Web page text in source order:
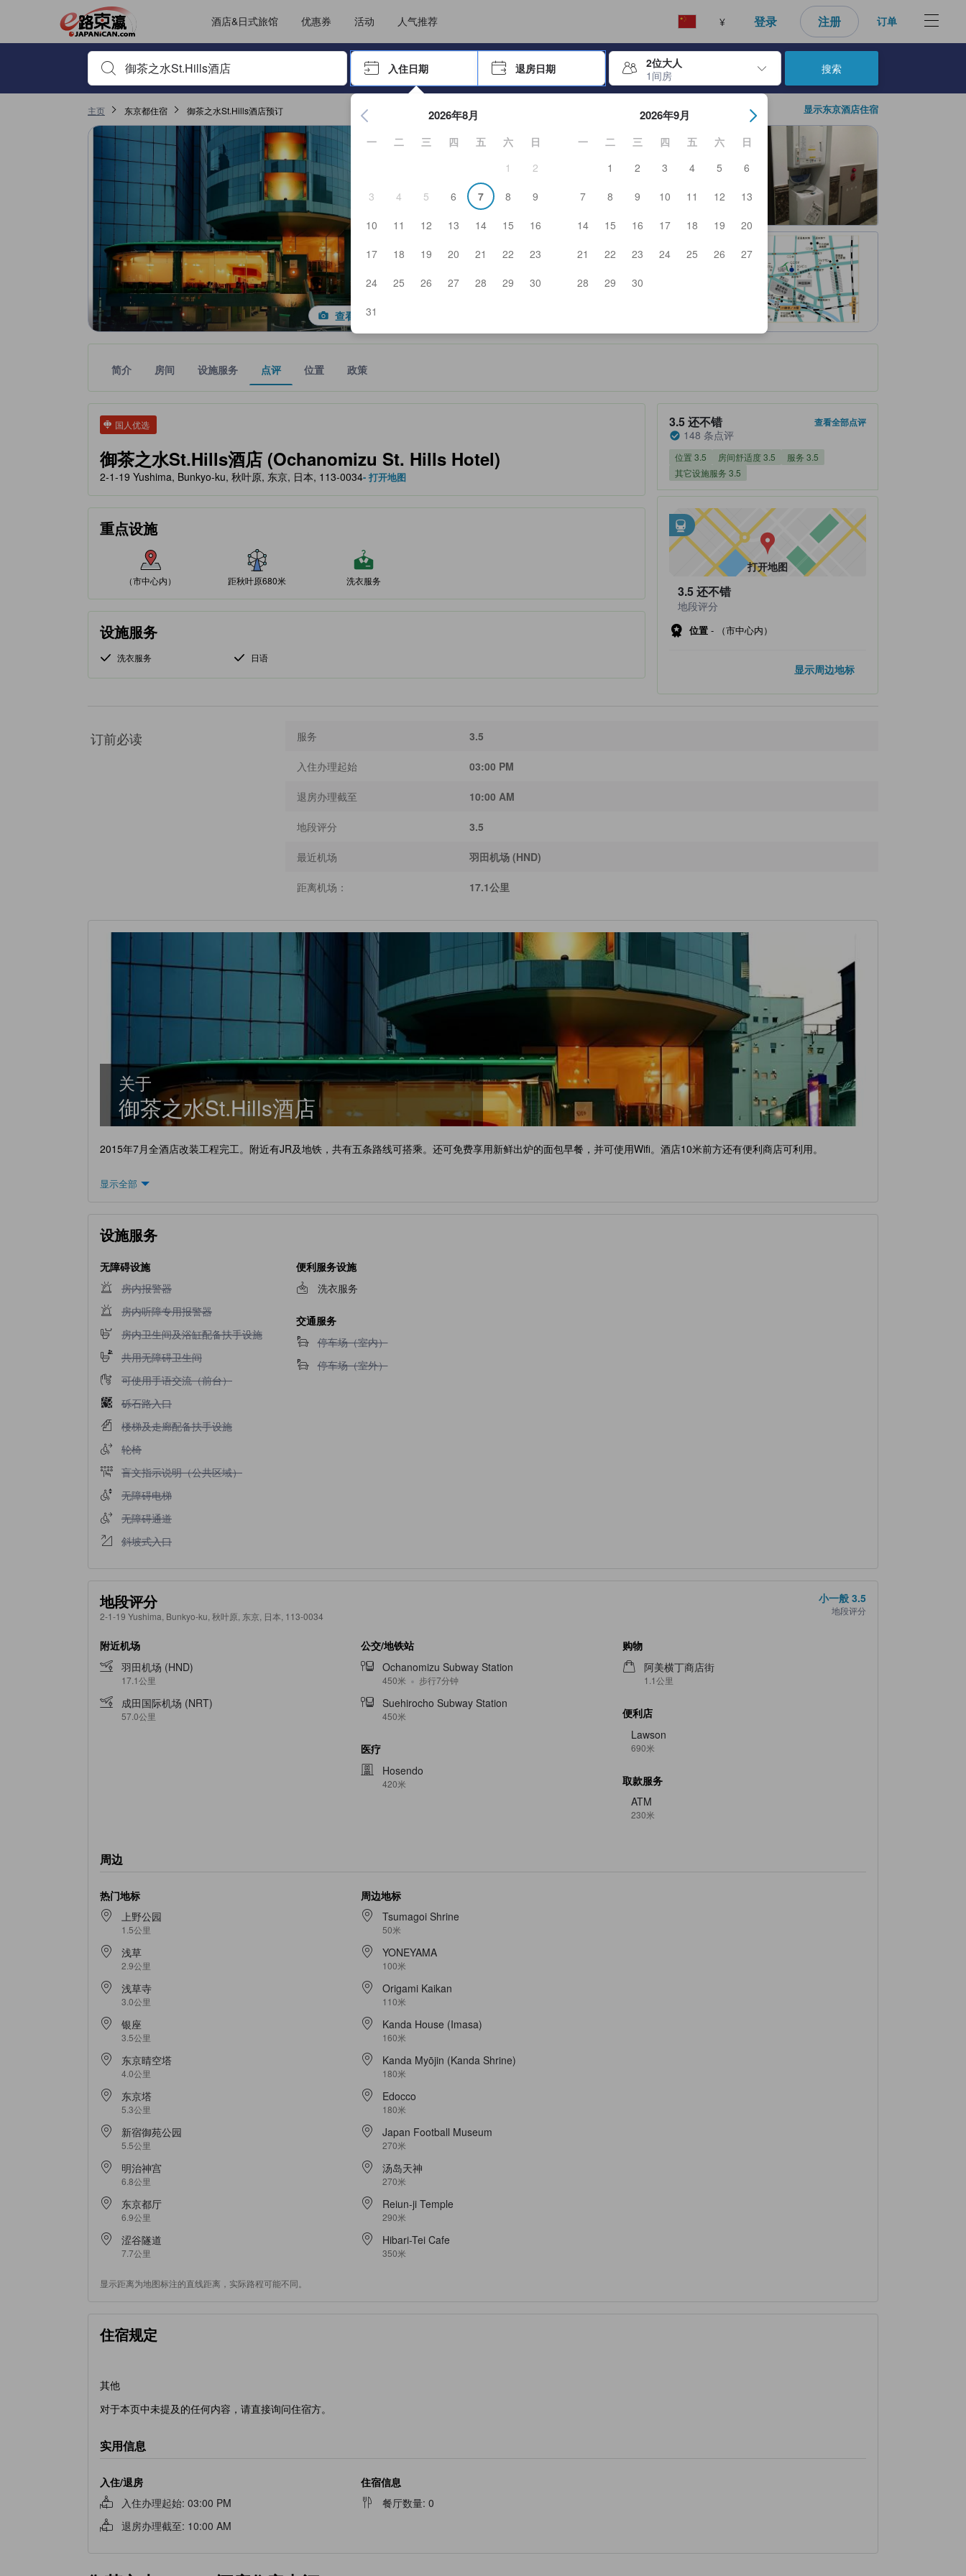
酒店&日式旅馆 优惠券 活动 人气推荐 ¥ 登录 注册 订单
输入住宿名或关键词以搜索，使用箭头或 tab 键以移动，点击 Enter 键以选择
入住日期 退房日期
2位大人
1间房
按 Enter 键开始浏览日期选择器。使用箭头键浏览入住和退房日期。使用 Enter 键选择日期后，入住日期将被选择。重复相同操作以选择
2026年8月
一 二 三 四 五 六
日
1
2
3
4 5 6 7 8
9
10
11 12 13 14 15
16
17
18 19 20 21 22
23
24
25 26 27 28 29
30
31
2026年9月
一 二 三 四 五 六
日
1
2 3 4 5
6
7
8 9 10 11 12
13
14
15 16 17 18 19
20
21
22 23 24 25 26
27
28
29 30
搜索
主页 东京都住宿 御茶之水St.Hills酒店预订 显示东京酒店住宿
查看全部图片
简介 房间 设施服务 点评 位置 政策
国人优选
tooltip
御茶之水St.Hills酒店 (Ochanomizu St. Hills Hotel)
tooltip
金色星星表示的等级信息由合作第三方平台提供，仅作为住宿舒适度、设施服务等方面的水平参考。
2-1-19 Yushima, Bunkyo-ku, 秋叶原, 东京, 日本, 113-0034- 打开地图
重点设施
（市中心内） 距秋叶原680米 洗衣服务
设施服务
洗衣服务 日语
住客评分 3.5，满分 5 还不错 148 条点评
3.5还不错
148 条点评
查看全部点评
位置 3.5 房间舒适度 3.5
服务 3.5
其它设施服务 3.5
tooltip
邻近交通
• 距Ochanomizu Subway Station不到0.45公里
• 距Suehirocho Subway Station不到0.45公里
打开地图
3.5还不错
地段评分
位置 - （市中心内）
显示周边地标
订前必读 服务 3.5
入住办理起始 03:00 PM
退房办理截至 10:00 AM
地段评分 3.5
最近机场 羽田机场 (HND)
距离机场： 17.1公里
关于
御茶之水St.Hills酒店
2015年7月全酒店改装工程完工。附近有JR及地铁，共有五条路线可搭乘。还可免费享用新鲜出炉的面包早餐，并可使用Wifi。酒店10米前方还有便利商店可利用。
显示全部
设施服务
无障碍设施
不提供房内报警器
房内报警器
不提供房内听障专用报警器
房内听障专用报警器
不提供房内卫生间及浴缸配备扶手设施
房内卫生间及浴缸配备扶手设施
不提供共用无障碍卫生间
共用无障碍卫生间
不提供可使用手语交流（前台）
可使用手语交流（前台）
不提供砾石路入口
砾石路入口
不提供楼梯及走廊配备扶手设施
楼梯及走廊配备扶手设施
不提供轮椅
轮椅
不提供盲文指示说明（公共区域）
盲文指示说明（公共区域）
不提供无障碍电梯
无障碍电梯
不提供无障碍通道
无障碍通道
不提供斜坡式入口
斜坡式入口
便利服务设施
洗衣服务
交通服务
不提供停车场（室内）
停车场（室内）
不提供停车场（室外）
停车场（室外）
地段评分
2-1-19 Yushima, Bunkyo-ku, 秋叶原, 东京, 日本, 113-0034
小一般 3.5
地段评分
附近机场
羽田机场 (HND)
17.1公里
成田国际机场 (NRT)
57.0公里
公交/地铁站
Ochanomizu Subway Station
450米 步行7分钟
Suehirocho Subway Station
450米
医疗
Hosendo
420米
购物
阿美横丁商店街
1.1公里
便利店
Lawson
690米
取款服务
ATM
230米
周边
热门地标
上野公园
1.5公里
浅草
2.9公里
浅草寺
3.0公里
银座
3.5公里
东京晴空塔
4.0公里
东京塔
5.3公里
新宿御苑公园
5.5公里
明治神宫
6.8公里
东京都厅
6.9公里
涩谷隧道
7.7公里
周边地标
Tsumagoi Shrine
50米
YONEYAMA
100米
Origami Kaikan
110米
Kanda House (Imasa)
160米
Kanda Myōjin (Kanda Shrine)
180米
Edocco
180米
Japan Football Museum
270米
汤岛天神
270米
Reiun-ji Temple
290米
Hibari-Tei Cafe
350米
显示距离为地图标注的直线距离，实际路程可能不同。
住宿规定
其他
对于本页中未提及的任何内容，请直接询问住宿方。
实用信息
入住/退房
入住办理起始: 03:00 PM
退房办理截至: 10:00 AM
住宿信息
餐厅数量:0
JAPANiCAN上的点评均来自于真实用户，个人评价在完成预订和入住后才能顺利提交，从而确保了点评的真实性及可靠性，也有助于用户作出更好的预订选择。
位置评分 3.5，满分 5，是东京的高分
房间舒适度评分 3.5，满分 5，是东京的高分
服务评分 3.5，满分 5，是东京的高分
其它设施服务评分 3.5，满分 5，是东京的高分